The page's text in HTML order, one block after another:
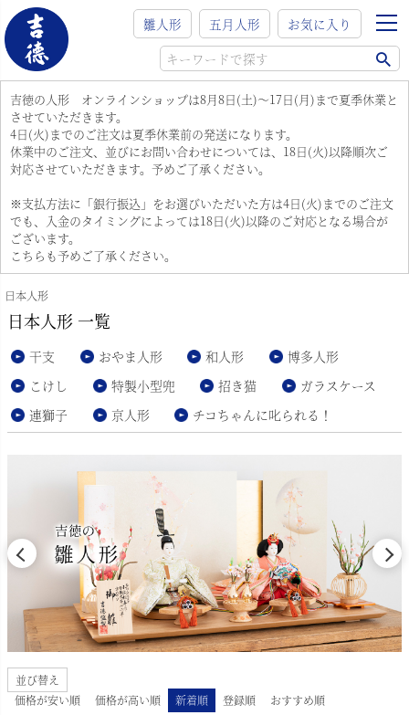
雛人形 五月人形 お気に入り
吉徳の人形 オンラインショップは8月8日(土)～17日(月)まで夏季休業と
させていただきます。
4日(火)までのご注文は夏季休業前の発送になります。
休業中のご注文、並びにお問い合わせについては、18日(火)以降順次ご
対応させていただきます。予めご了承ください。
※支払方法に「銀行振込」をお選びいただいた方は4日(火)までのご注文
でも、入金のタイミングによっては18日(火)以降のご対応となる場合が
ございます。
こちらも予めご了承ください。
日本人形
日本人形 一覧
干支 おやま人形 和人形
博多人形
こけし
特製小型兜 招き猫
ガラスケース
連獅子
京人形 チコちゃんに叱られる！
並び替え
価格が安い順
価格が高い順 新着順 登録順 おすすめ順